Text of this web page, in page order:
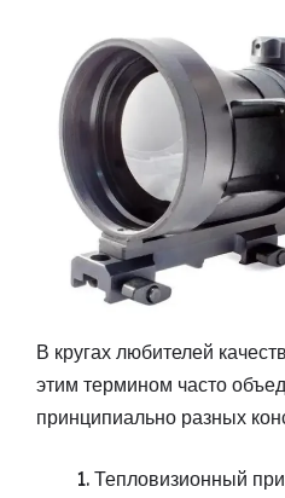
В кругах любителей
этим термином часто
принципиально разных
Тепловизионный